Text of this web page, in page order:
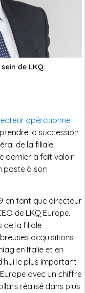
de LKQ.
opérationnel
la succession
de la filiale
dernier a fait valoir
poste à son
en tant que directeur
de LKQ Europe.
de la filiale
acquisitions
en Italie et en
le plus important
avec un chiffre
réalisé dans plus